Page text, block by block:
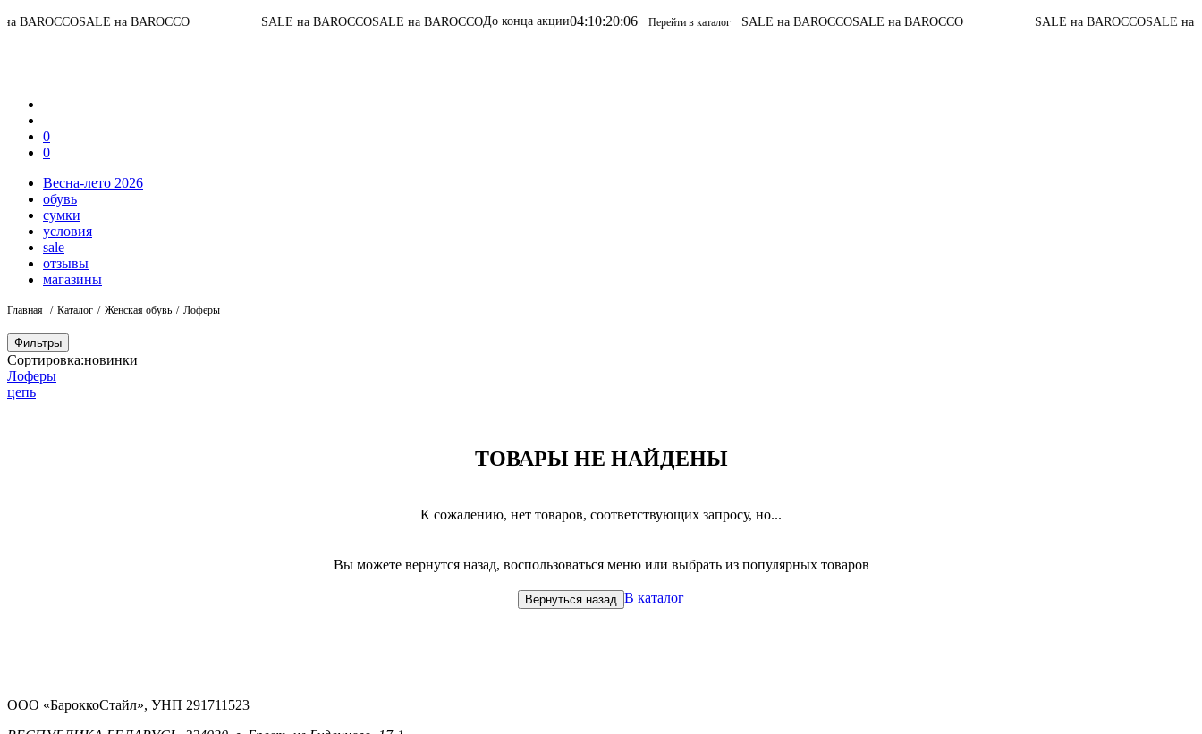
SALE на BAROCCO SALE на BAROCCOSALE на BAROCCOДо конца акции04:10:20:06 Перейти в каталог SALE на BAROCCOSALE на BAROCCO SALE на BAROCCOSALE на
0
0
Весна-лето 2026
обувь
сумки
условия
sale
отзывы
магазины
Главная Каталог Женская обувь Лоферы
Фильтры
Сортировка:новинки
Лоферы
цепь
ТОВАРЫ НЕ НАЙДЕНЫ
К сожалению, нет товаров, соответствующих запросу, но...
Вы можете вернутся назад, воспользоваться меню или выбрать из популярных товаров
Вернуться назад В каталог
ООО «БароккоСтайл», УНП 291711523